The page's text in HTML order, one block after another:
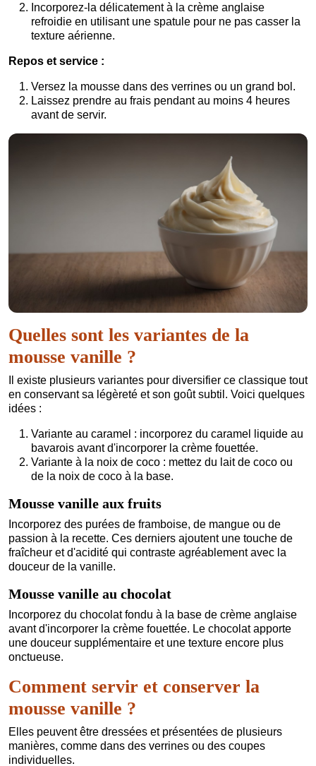
Incorporez-la délicatement à la crème anglaise
refroidie en utilisant une spatule pour ne pas casser la
texture aérienne.
Repos et service :
Versez la mousse dans des verrines ou un grand bol.
Laissez prendre au frais pendant au moins 4 heures
avant de servir.
Quelles sont les variantes de la
mousse vanille ?
Il existe plusieurs variantes pour diversifier ce classique tout
en conservant sa légèreté et son goût subtil. Voici quelques
idées :
Variante au caramel : incorporez du caramel liquide au
bavarois avant d'incorporer la crème fouettée.
Variante à la noix de coco : mettez du lait de coco ou
de la noix de coco à la base.
Mousse vanille aux fruits
Incorporez des purées de framboise, de mangue ou de
passion à la recette. Ces derniers ajoutent une touche de
fraîcheur et d'acidité qui contraste agréablement avec la
douceur de la vanille.
Mousse vanille au chocolat
Incorporez du chocolat fondu à la base de crème anglaise
avant d'incorporer la crème fouettée. Le chocolat apporte
une douceur supplémentaire et une texture encore plus
onctueuse.
Comment servir et conserver la
mousse vanille ?
Elles peuvent être dressées et présentées de plusieurs
manières, comme dans des verrines ou des coupes
individuelles.